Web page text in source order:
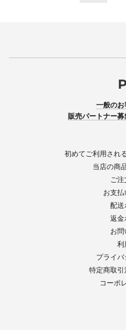
一般のお
販売パートナー募
初めてご利用され
当店の商
ご
お支
配送
返金
お
利
プライ
特定商取
コーポ